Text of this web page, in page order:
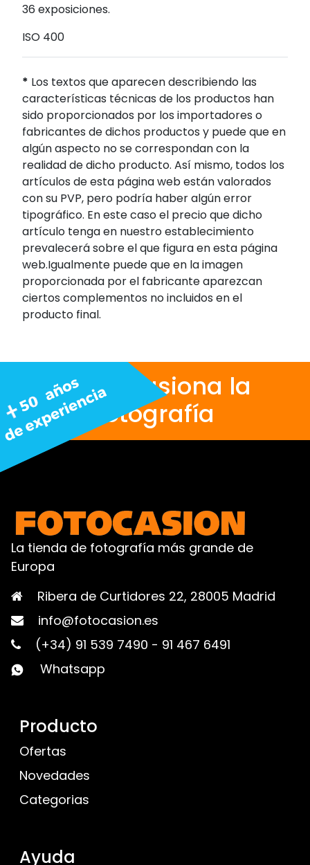
36 exposiciones.
ISO 400
* Los textos que aparecen describiendo las
características técnicas de los productos han
sido proporcionados por los importadores o
fabricantes de dichos productos y puede que en
algún aspecto no se correspondan con la
realidad de dicho producto. Así mismo, todos los
artículos de esta página web están valorados
con su PVP, pero podría haber algún error
tipográfico. En este caso el precio que dicho
artículo tenga en nuestro establecimiento
prevalecerá sobre el que figura en esta página
web.Igualmente puede que en la imagen
proporcionada por el fabricante aparezcan
ciertos complementos no incluidos en el
producto final.
Nos apasiona la
fotografía
La tienda de fotografía más grande de
Europa
Ribera de Curtidores 22, 28005 Madrid
info@fotocasion.es
(+34) 91 539 7490 - 91 467 6491
Whatsapp
Producto
Ofertas
Novedades
Categorias
Ayuda